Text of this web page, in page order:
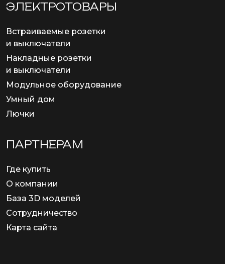
ЭЛЕКТРОТОВАРЫ
Встраиваемые розетки
и выключатели
Накладные розетки
и выключатели
Модульное оборудование
Умный дом
Лючки
ПАРТНЕРАМ
Где купить
О компании
База 3D моделей
Сотрудничество
Карта сайта